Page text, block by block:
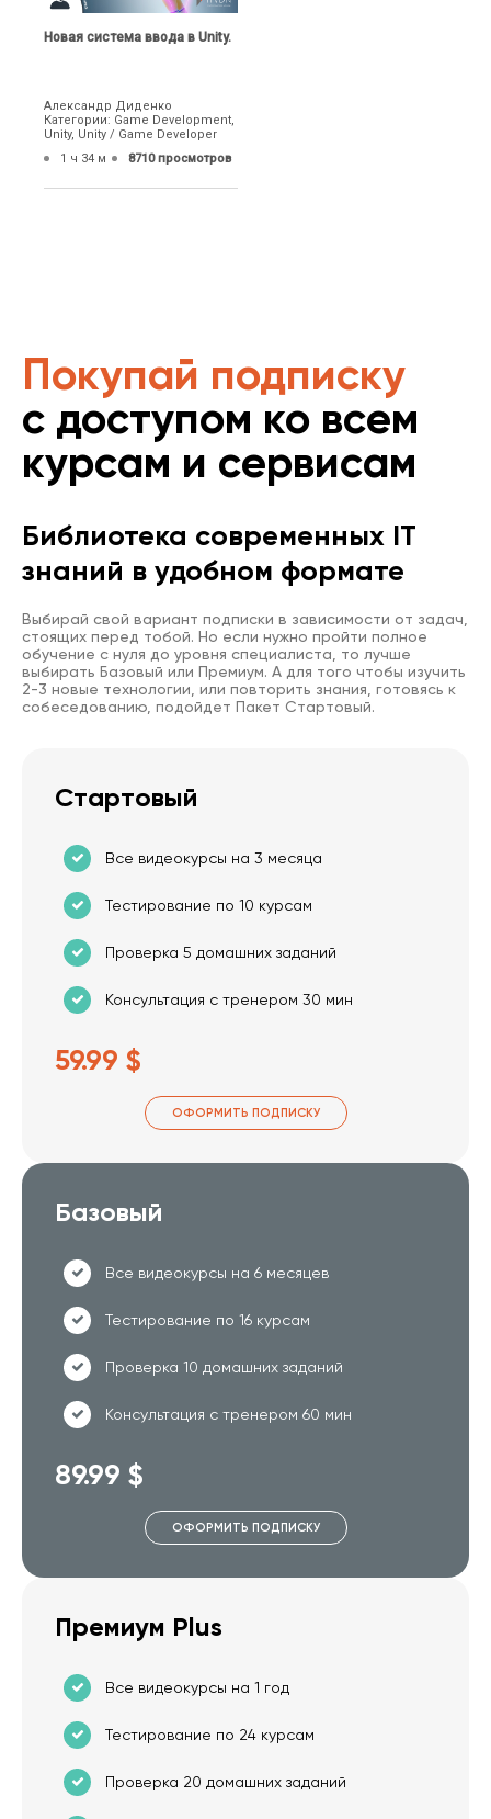
Новая система ввода в Unity.
Александр Диденко
Категории: Game Development,
Unity, Unity / Game Developer
1 ч 34 м
8710 просмотров
Покупай подписку
с доступом ко всем
курсам и сервисам
Библиотека современных IT
знаний в удобном формате
Выбирай свой вариант подписки в зависимости от задач,
стоящих перед тобой. Но если нужно пройти полное
обучение с нуля до уровня специалиста, то лучше
выбирать Базовый или Премиум. А для того чтобы изучить
2-3 новые технологии, или повторить знания, готовясь к
собеседованию, подойдет Пакет Стартовый.
Стартовый
Все видеокурсы на 3 месяца
Тестирование по 10 курсам
Проверка 5 домашних заданий
Консультация с тренером 30 мин
59.99 $
ОФОРМИТЬ ПОДПИСКУ
Базовый
Все видеокурсы на 6 месяцев
Тестирование по 16 курсам
Проверка 10 домашних заданий
Консультация с тренером 60 мин
89.99 $
ОФОРМИТЬ ПОДПИСКУ
Премиум Plus
Все видеокурсы на 1 год
Тестирование по 24 курсам
Проверка 20 домашних заданий